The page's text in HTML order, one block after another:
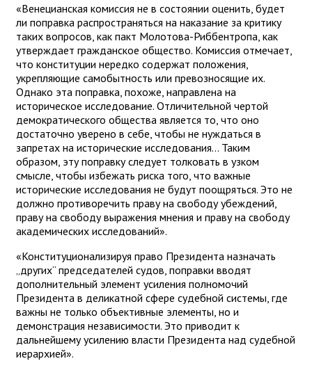
«Венецианская комиссия не в состоянии оценить, будет
ли поправка распространяться на наказание за критику
таких вопросов, как пакт Молотова-Риббентропа, как
утверждает гражданское общество. Комиссия отмечает,
что конституции нередко содержат положения,
укрепляющие самобытность или превозносящие их.
Однако эта поправка, похоже, направлена на
историческое исследование. Отличительной чертой
демократического общества является то, что оно
достаточно уверено в себе, чтобы не нуждаться в
запретах на исторические исследования... Таким
образом, эту поправку следует толковать в узком
смысле, чтобы избежать риска того, что важные
исторические исследования не будут поощряться. Это не
должно противоречить праву на свободу убеждений,
праву на свободу выражения мнения и праву на свободу
академических исследований».
«Конституционализируя право Президента назначать
„других“ председателей судов, поправки вводят
дополнительный элемент усиления полномочий
Президента в деликатной сфере судебной системы, где
важны не только объективные элементы, но и
демонстрация независимости. Это приводит к
дальнейшему усилению власти Президента над судебной
иерархией».